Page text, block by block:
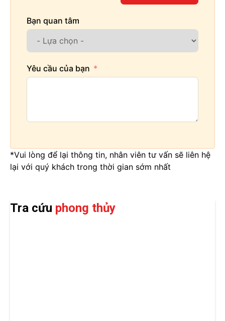
Bạn quan tâm
Yêu cầu của bạn
*Vui lòng để lại thông tin, nhân viên tư vấn sẽ liên hệ
lại với quý khách trong thời gian sớm nhất
Tra cứu phong thủy